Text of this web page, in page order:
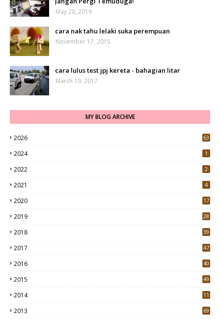
May 20, 2019
cara nak tahu lelaki suka perempuan
November 17, 2015
cara lulus test jpj kereta - bahagian litar
March 19, 2017
MY BLOG ARCHIVE
2026 63
2024 1
2022 2
2021 4
2020
17
2019
28
2018
39
2017
47
2016
40
2015
49
2014 11
2013 69